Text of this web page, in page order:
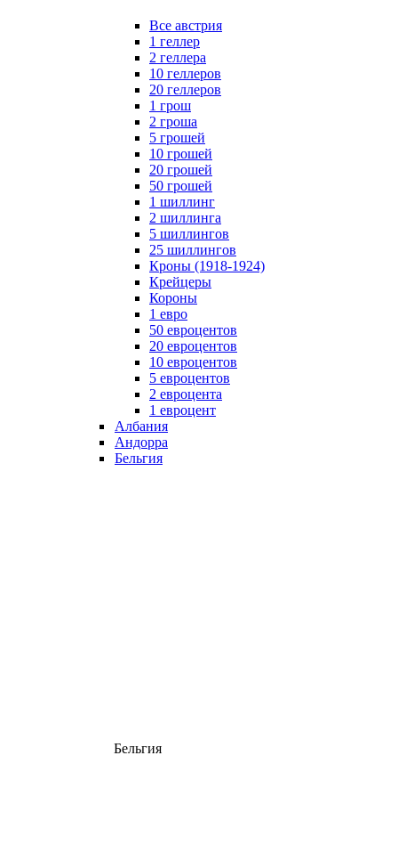
Все австрия
1 геллер
2 геллера
10 геллеров
20 геллеров
1 грош
2 гроша
5 грошей
10 грошей
20 грошей
50 грошей
1 шиллинг
2 шиллинга
5 шиллингов
25 шиллингов
Кроны (1918-1924)
Крейцеры
Короны
1 евро
50 евроцентов
20 евроцентов
10 евроцентов
5 евроцентов
2 евроцента
1 евроцент
Албания
Андорра
Бельгия
Бельгия